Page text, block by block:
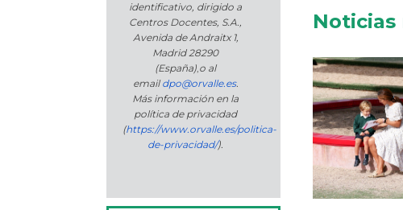
identificativo, dirigido a
Centros Docentes, S.A.,
Avenida de Andraitx 1,
Madrid 28290
(España),o al
emaildpo@orvalle.es.
Más información en la
política de privacidad
(https://www.orvalle.es/politica-
de-privacidad/).
Noticias